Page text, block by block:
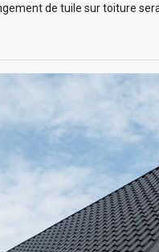
de tuile sur toiture